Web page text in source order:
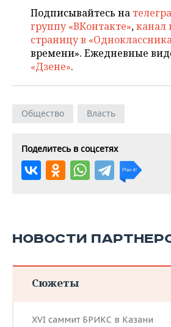
Подписывайтесь на
группу «ВКонтакте»,канал
страницу в
времени». Ежедневные
«Дзене».
Общество Власть
Поделитесь в соцсетях
НОВОСТИ
Сюжеты
XVI саммит БРИКС в Казани